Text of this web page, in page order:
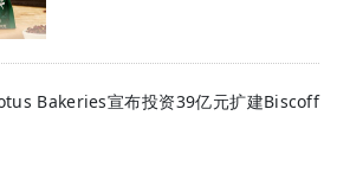
Bakeries宣布投资39亿元扩建Biscoff